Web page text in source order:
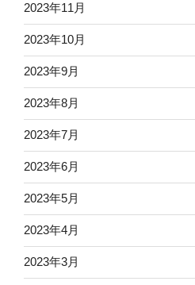
2023年11月
2023年10月
2023年9月
2023年8月
2023年7月
2023年6月
2023年5月
2023年4月
2023年3月